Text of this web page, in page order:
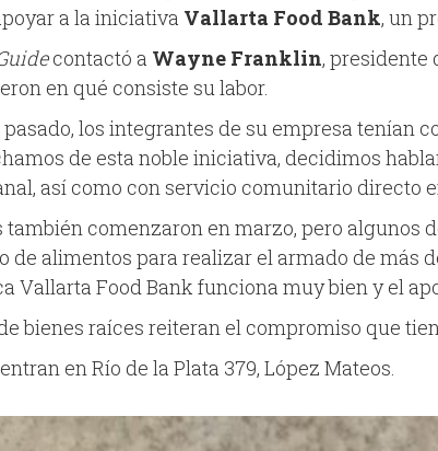
a la iniciativa Vallarta Food Bank, un
contactó a Wayne Franklin, presidente
en qué consiste su labor.
los integrantes de su empresa tenían
de esta noble iniciativa, decidimos
así como con servicio comunitario directo
comenzaron en marzo, pero
alimentos para realizar el armado de más
Vallarta Food Bank funciona muy bien y el
bienes raíces reiteran el compromiso que
en Río de la Plata 379, López Mateos.